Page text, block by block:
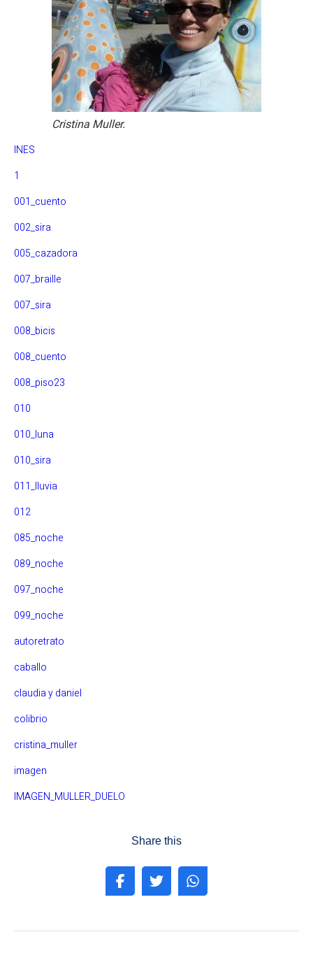
Cristina Muller.
INES
1
001_cuento
002_sira
005_cazadora
007_braille
007_sira
008_bicis
008_cuento
008_piso23
010
010_luna
010_sira
011_lluvia
012
085_noche
089_noche
097_noche
099_noche
autoretrato
caballo
claudia y daniel
colibrio
cristina_muller
imagen
IMAGEN_MULLER_DUELO
Share this